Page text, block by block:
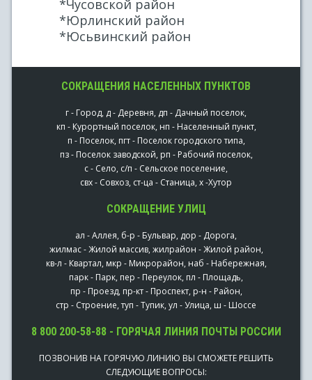
*Чусовской район
*Юрлинский район
*Юсьвинский район
СОКРАЩЕНИЯ НАСЕЛЕННЫХ ПУНКТОВ
г - Город, д - Деревня, дп - Дачный поселок,
кп - Курортный поселок, нп - Населенный пункт,
п - Поселок, пгт - Поселок городского типа,
пз - Поселок заводской, рп - Рабочий поселок,
с - Село, с/п - Сельское поселение,
свх - Совхоз, ст-ца - Станица, х -Хутор
СОКРАЩЕНИЕ УЛИЦ
ал - Аллея, б-р - Бульвар, дор - Дорога,
жилмас - Жилой массив, жилрайон - Жилой район,
кв-л - Квартал, мкр - Микрорайон, наб - Набережная,
парк - Парк, пер - Переулок, пл - Площадь,
пр - Проезд, пр-кт - Проспект, р-н - Район,
стр - Строение, туп - Тупик, ул - Улица, ш - Шоссе
8 800 200-58-88 - ГОРЯЧАЯ ЛИНИЯ ПОЧТЫ РОССИИ
ПОЗВОНИВ НА ГОРЯЧУЮ ЛИНИЮ ВЫ СМОЖЕТЕ РЕШИТЬ
СЛЕДУЮЩИЕ ВОПРОСЫ: